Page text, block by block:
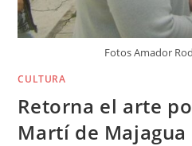
Fotos Amador
CULTURA
Retorna el arte
Martí de Majagua